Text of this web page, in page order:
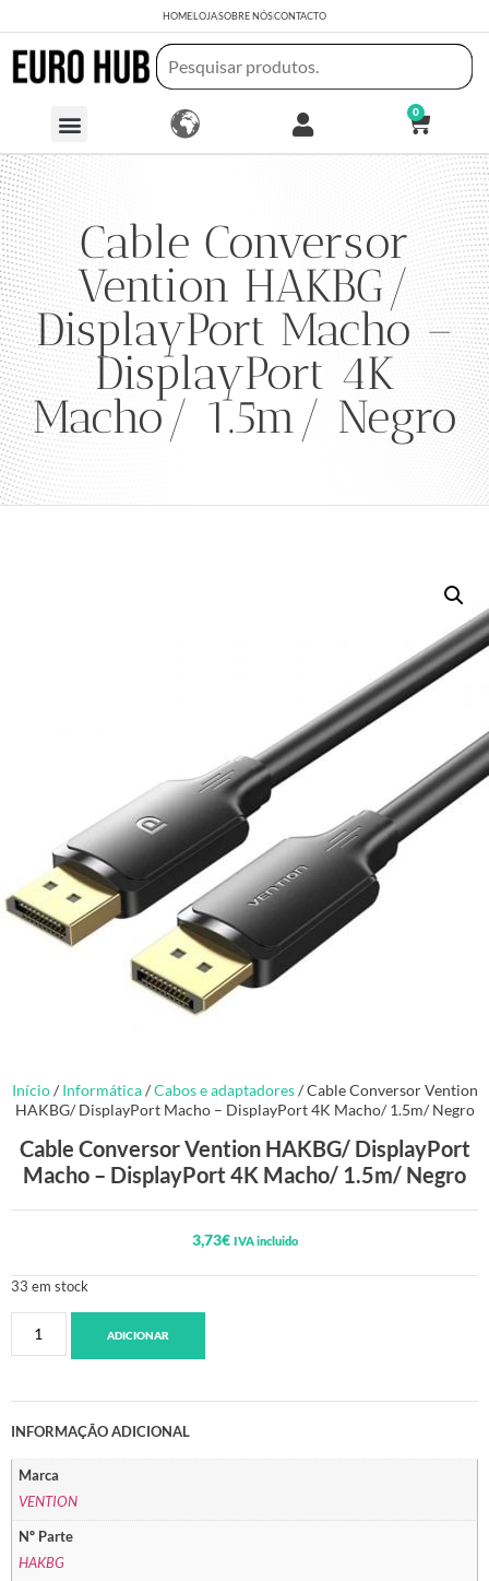
HOMELOJASOBRE NÓSCONTACTO
0
Cable Conversor
Vention HAKBG/
DisplayPort Macho –
DisplayPort 4K
Macho/ 1.5m/ Negro
Início/ Informática/Cabos e adaptadores/ Cable Conversor Vention
HAKBG/ DisplayPort Macho – DisplayPort 4K Macho/ 1.5m/ Negro
Cable Conversor Vention HAKBG/ DisplayPort
Macho – DisplayPort 4K Macho/ 1.5m/ Negro
3,73€ IVA incluido
33 em stock
ADICIONAR
INFORMAÇÃO ADICIONAL
Marca
VENTION
Nº Parte
HAKBG